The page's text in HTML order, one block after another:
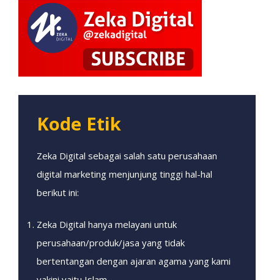
Kode Etik
Zeka Digital sebagai salah satu perusahaan
digital marketing menjunjung tinggi hal-hal
berikut ini:
Zeka Digital hanya melayani untuk
perusahaan/produk/jasa yang tidak
bertentangan dengan ajaran agama yang kami